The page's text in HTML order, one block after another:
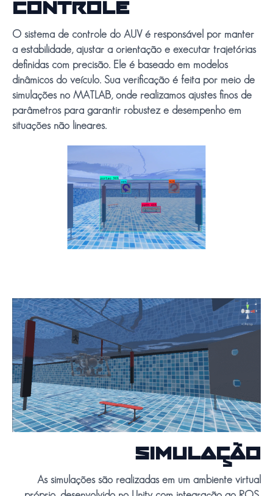
CONTROLE
O sistema de controle do AUV é responsável por manter
a estabilidade, ajustar a orientação e executar trajetórias
definidas com precisão. Ele é baseado em modelos
dinâmicos do veículo. Sua verificação é feita por meio de
simulações no MATLAB, onde realizamos ajustes finos de
parâmetros para garantir robustez e desempenho em
situações não lineares.
SIMULAÇÃO
As simulações são realizadas em um ambiente virtual